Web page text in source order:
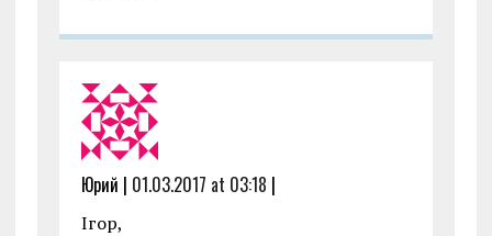
Юрий | 01.03.2017 at 03:18 |
Ігор,